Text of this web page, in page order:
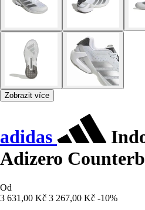
Zobrazit více
adidas
Adizero
Od
3 631,00 Kč 3 267,00 Kč -10%